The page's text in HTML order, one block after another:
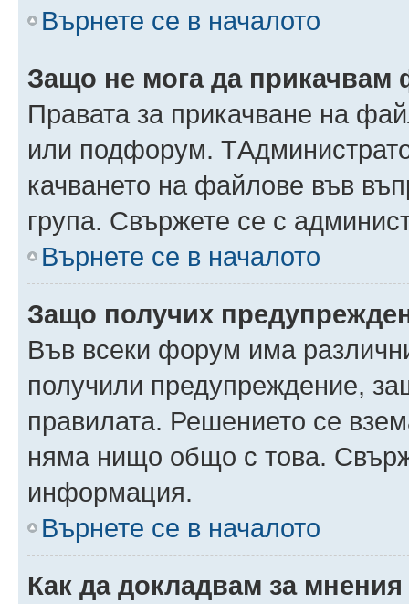
Върнете се в началото
Защо не мога да прикачвам
Правата за прикачване на
или подфорум.
качването на файлове във
група. Свържете се с
Върнете се в началото
Защо получих
Във всеки форум има
получили предупреждение,
правилата. Решението се
няма нищо общо с това.
информация.
Върнете се в началото
Как да докладвам за